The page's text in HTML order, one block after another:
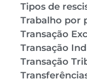
Tipos de
Trabalho por
Transação
Transação
Transação